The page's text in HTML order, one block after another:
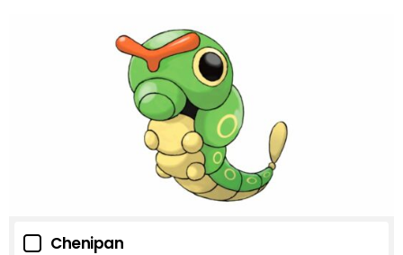
Chenipan